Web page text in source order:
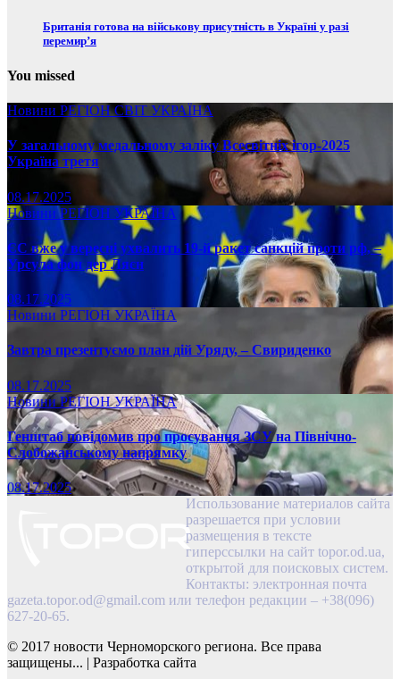
Британія готова на військову присутність в Україні у разі
перемир’я
You missed
Новини РЕГІОНСВІТ УКРАЇНА
У загальному медальному заліку Всесвітніх ігор-2025
Україна третя
08.17.2025
НовиниРЕГІОН УКРАЇНА
ЄС вже у вересні ухвалить 19-й ракет санкцій проти рф, –
Урсула фон дер Ляєн
08.17.2025
Новини РЕГІОН УКРАЇНА
Завтра презентуємо план дій Уряду, – Свириденко
08.17.2025
НовиниРЕГІОНУКРАЇНА
Генштаб повідомив про просування ЗСУ на Північно-
Слобожанському напрямку
08.17.2025
Использование материалов сайта
разрешается при условии
размещения в тексте
гиперссылки на сайт topor.od.ua,
открытой для поисковых систем.
Контакты: электронная почта
gazeta.topor.od@gmail.com или телефон редакции – +38(096)
627-20-65.
© 2017 новости Черноморского региона. Все права
защищены... | Разработка сайта